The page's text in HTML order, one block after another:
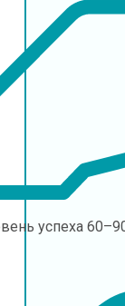
успеха